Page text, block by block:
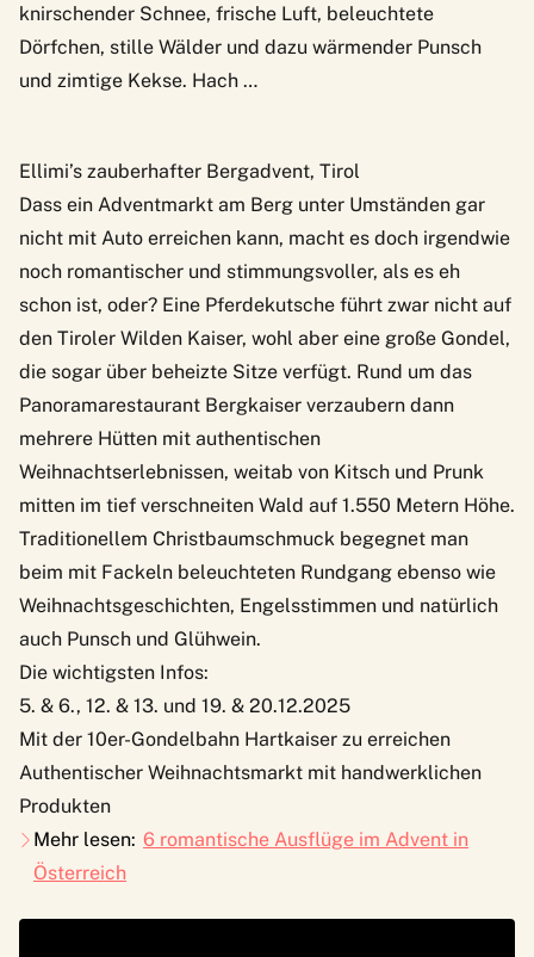
knirschender Schnee, frische Luft, beleuchtete
Dörfchen, stille Wälder und dazu wärmender Punsch
und zimtige Kekse. Hach …
Ellimi’s zauberhafter Bergadvent, Tirol
Dass ein Adventmarkt am Berg unter Umständen gar
nicht mit Auto erreichen kann, macht es doch irgendwie
noch romantischer und stimmungsvoller, als es eh
schon ist, oder? Eine Pferdekutsche führt zwar nicht auf
den Tiroler Wilden Kaiser, wohl aber eine große Gondel,
die sogar über beheizte Sitze verfügt. Rund um das
Panoramarestaurant Bergkaiser verzaubern dann
mehrere Hütten mit authentischen
Weihnachtserlebnissen, weitab von Kitsch und Prunk
mitten im tief verschneiten Wald auf 1.550 Metern Höhe.
Traditionellem Christbaumschmuck begegnet man
beim mit Fackeln beleuchteten Rundgang ebenso wie
Weihnachtsgeschichten, Engelsstimmen und natürlich
auch Punsch und Glühwein.
Die wichtigsten Infos:
5. & 6., 12. & 13. und 19. & 20.12.2025
Mit der 10er-Gondelbahn Hartkaiser zu erreichen
Authentischer Weihnachtsmarkt mit handwerklichen
Produkten
Mehr lesen: 6 romantische Ausflüge im Advent in
Österreich